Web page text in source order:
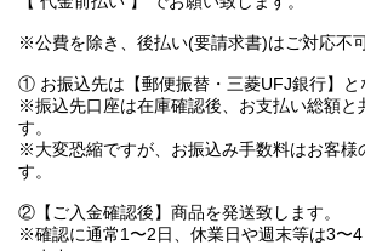
※公費を除き、後払い(要請求書)はご対応不
① お振込先は【郵便振替・三菱UFJ銀行】と
※振込先口座は在庫確認後、お支払い総額と
す。
※大変恐縮ですが、お振込み手数料はお客様
す。
②【ご入金確認後】商品を発送致します。
※確認に通常1〜2日、休業日や週末等は3〜